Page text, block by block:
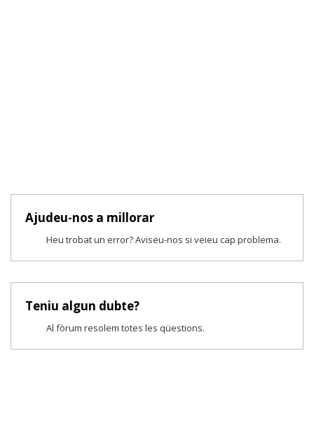
Ajudeu-nos a millorar
Heu trobat un error? Aviseu-nos si veieu cap problema.
Teniu algun dubte?
Al fòrum resolem totes les qüestions.